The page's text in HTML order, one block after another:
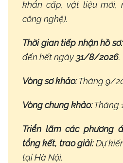
khẩn cấp, vật liệu mới,
công nghệ).
Thời gian tiếp nhận hồ sơ:
đến hết ngày 31/8/2026.
Vòng sơ khảo:Tháng 9/
Vòng chung khảo:Tháng
Triển lãm các phương
tổng kết, trao giải:Dự
tại Hà Nội.